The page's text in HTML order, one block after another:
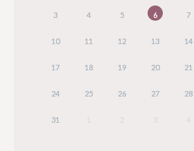
3 4 5 6 7
10 11 12 13 14
17 18 19 20 21
24 25 26 27 28
31